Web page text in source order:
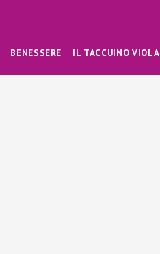
BENESSERE IL TACCUINO VIOLA